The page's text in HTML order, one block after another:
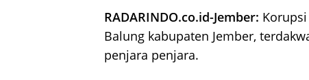
RADARINDO.co.id-Jember:
Balung kabupaten Jember,
penjara penjara.